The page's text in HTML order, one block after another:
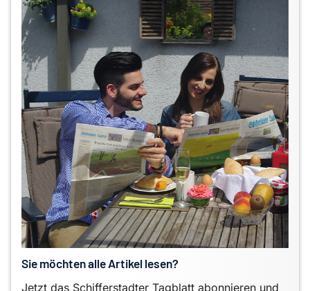
Sie möchten alle Artikel lesen?
Jetzt das Schifferstadter Tagblatt abonnieren und